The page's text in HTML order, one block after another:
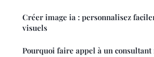
Créer image ia : personnalisez
visuels
Pourquoi faire appel à un